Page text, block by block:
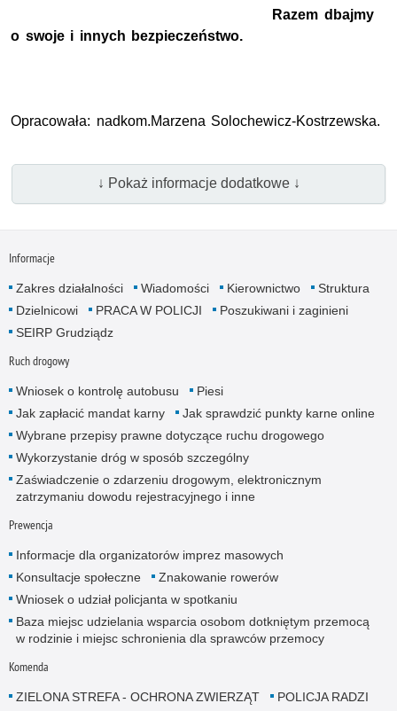
Razem dbajmy
o swoje i innych bezpieczeństwo.
Opracowała: nadkom.Marzena Solochewicz-Kostrzewska.
↓ Pokaż informacje dodatkowe ↓
Informacje
Zakres działalności Wiadomości Kierownictwo
Struktura
Dzielnicowi
PRACA W POLICJI
Poszukiwani i zaginieni
SEIRP Grudziądz
Ruch drogowy
Wniosek o kontrolę autobusu
Piesi
Jak zapłacić mandat karny
Jak sprawdzić punkty karne online
Wybrane przepisy prawne dotyczące ruchu drogowego
Wykorzystanie dróg w sposób szczególny
Zaświadczenie o zdarzeniu drogowym, elektronicznym
zatrzymaniu dowodu rejestracyjnego i inne
Prewencja
Informacje dla organizatorów imprez masowych
Konsultacje społeczne
Znakowanie rowerów
Wniosek o udział policjanta w spotkaniu
Baza miejsc udzielania wsparcia osobom dotkniętym przemocą
w rodzinie i miejsc schronienia dla sprawców przemocy
Komenda
ZIELONA STREFA - OCHRONA ZWIERZĄT
POLICJA RADZI